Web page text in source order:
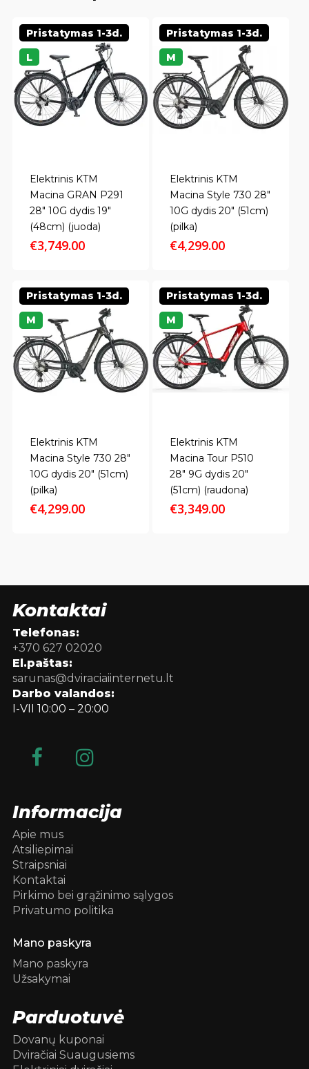
Elektrinis KTM
Macina GRAN P291
28″ 10G dydis 19″
(48cm) (juoda)
€3,749.00
Pristatymas 1-3d.
L
Elektrinis KTM
Macina Style 730 28″
10G dydis 20″ (51cm)
(pilka)
€4,299.00
Pristatymas 1-3d.
M
Elektrinis KTM
Macina Style 730 28″
10G dydis 20″ (51cm)
(pilka)
€4,299.00
Pristatymas 1-3d.
M
Elektrinis KTM
Macina Tour P510
28″ 9G dydis 20″
(51cm) (raudona)
€3,349.00
Pristatymas 1-3d.
M
Kontaktai
Telefonas:
+370 627 02020
El.paštas:
sarunas@dviraciaiinternetu.lt
Darbo valandos:
I-VII 10:00 – 20:00
Informacija
Apie mus
Atsiliepimai
Straipsniai
Kontaktai
Pirkimo bei grąžinimo sąlygos
Privatumo politika
Mano paskyra
Mano paskyra
Užsakymai
Parduotuvė
Dovanų kuponai
Dviračiai Suaugusiems